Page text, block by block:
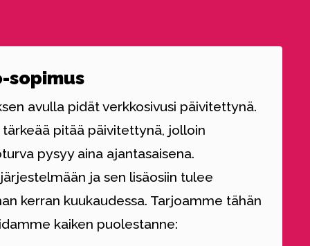
sopimus
avulla pidät verkkosivusi päivitettynä.
pitää päivitettynä, jolloin
pysyy aina ajantasaisena.
ja sen lisäosiin tulee
kerran kuukaudessa. Tarjoamme tähän
kaiken puolestanne: